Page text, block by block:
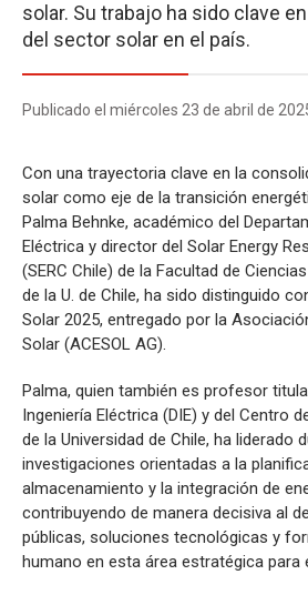
solar. Su trabajo ha sido clave
del sector solar en el país.
Publicado el miércoles 23 de abril de
Con una trayectoria clave en la
solar como eje de la transición
Palma Behnke, académico del
Eléctrica y director del Solar Energy
(SERC Chile) de la Facultad de
de la U. de Chile, ha sido distinguido
Solar 2025, entregado por la
Solar (ACESOL AG).
Palma, quien también es profesor
Ingeniería Eléctrica (DIE) y del Centro
de la Universidad de Chile, ha liderado
investigaciones orientadas a la
almacenamiento y la integración de
contribuyendo de manera decisiva al
públicas, soluciones tecnológicas y
humano en esta área estratégica para